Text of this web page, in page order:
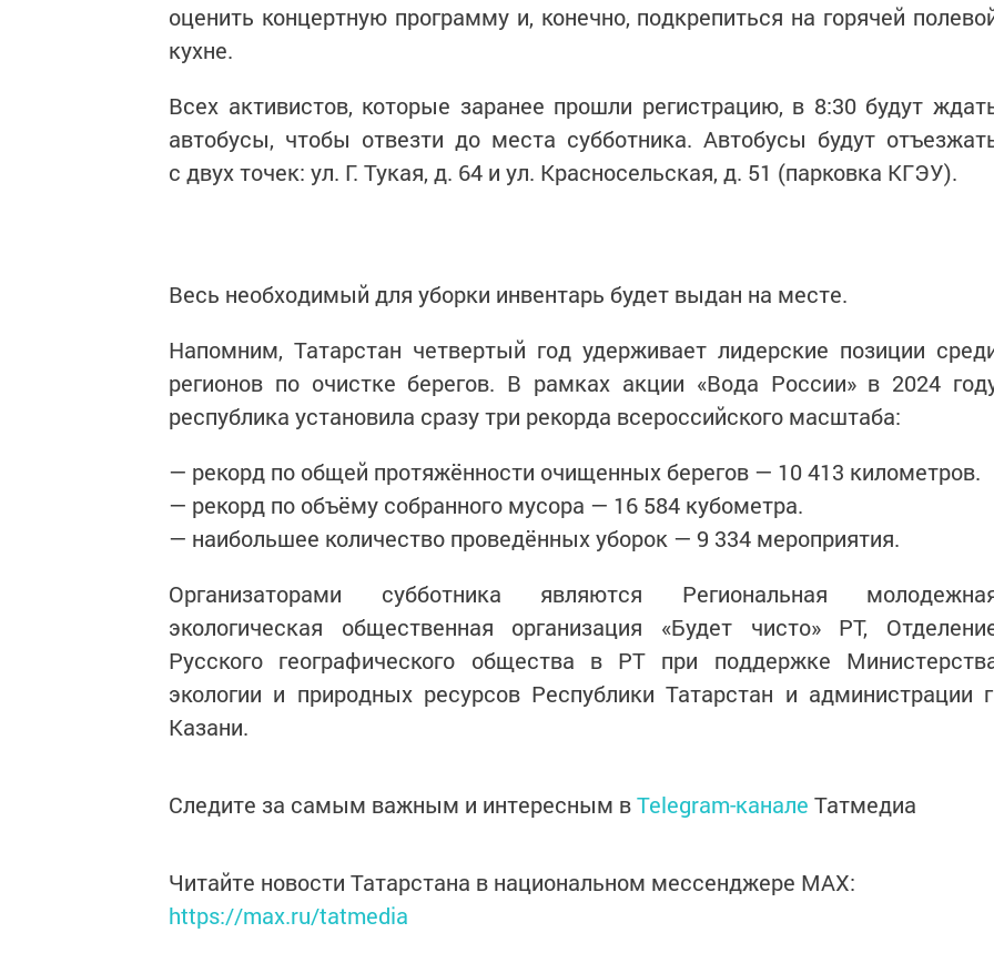
оценить концертную программу и, конечно, подкрепиться на горячей
кухне.
Всех активистов, которые заранее прошли регистрацию, в 8:30 будут
автобусы, чтобы отвезти до места субботника. Автобусы будут
с двух точек: ул. Г. Тукая, д. 64 и ул. Красносельская, д. 51 (парковка КГЭУ).
Весь необходимый для уборки инвентарь будет выдан на месте.
Напомним, Татарстан четвертый год удерживает лидерские позиции
регионов по очистке берегов. В рамках акции «Вода России» в 2024
республика установила сразу три рекорда всероссийского масштаба:
— рекорд по общей протяжённости очищенных берегов — 10 413 километров.
— рекорд по объёму собранного мусора — 16 584 кубометра.
— наибольшее количество проведённых уборок — 9 334 мероприятия.
Организаторами субботника являются Региональная
экологическая общественная организация «Будет чисто» РТ,
Русского географического общества в РТ при поддержке
экологии и природных ресурсов Республики Татарстан и администрации
Казани.
Следите за самым важным и интересным вTelegram-канале Татмедиа
Читайте новости Татарстана в национальном мессенджере MАХ:
https://max.ru/tatmedia